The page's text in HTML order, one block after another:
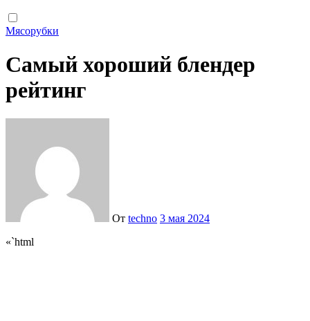
Мясорубки
Самый хороший блендер
рейтинг
От techno 3 мая 2024
«`html